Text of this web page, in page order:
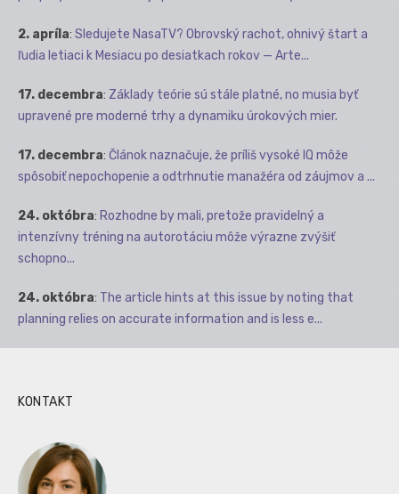
2. apríla: Sledujete NasaTV? Obrovský rachot, ohnivý štart a
ľudia letiaci k Mesiacu po desiatkach rokov — Arte...
17. decembra: Základy teórie sú stále platné, no musia byť
upravené pre moderné trhy a dynamiku úrokových mier.
17. decembra: Článok naznačuje, že príliš vysoké IQ môže
spôsobiť nepochopenie a odtrhnutie manažéra od záujmov a ...
24. októbra: Rozhodne by mali, pretože pravidelný a
intenzívny tréning na autorotáciu môže výrazne zvýšiť
schopno...
24. októbra: The article hints at this issue by noting that
planning relies on accurate information and is less e...
KONTAKT